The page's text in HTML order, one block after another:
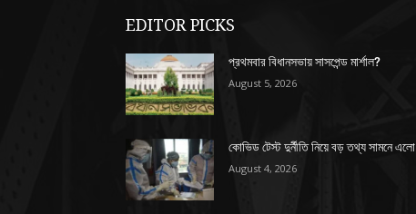
EDITOR PICKS
প্রথমবার বিধানসভায় সাসপেন্ড মার্শাল?
August 5, 2026
কোভিড টেস্ট দুর্নীতি নিয়ে বড় তথ্য সামনে এলো
August 4, 2026